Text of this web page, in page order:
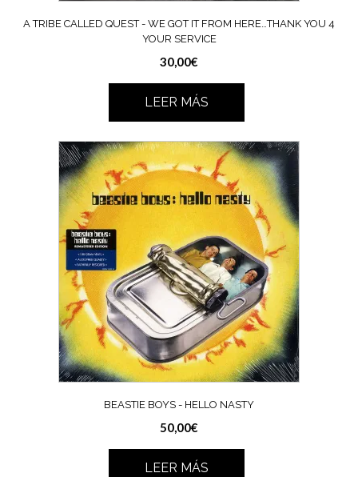
A TRIBE CALLED QUEST ‎- WE GOT IT FROM HERE…THANK YOU 4
YOUR SERVICE
30,00€
LEER MÁS
BEASTIE BOYS ‎- HELLO NASTY
50,00€
LEER MÁS